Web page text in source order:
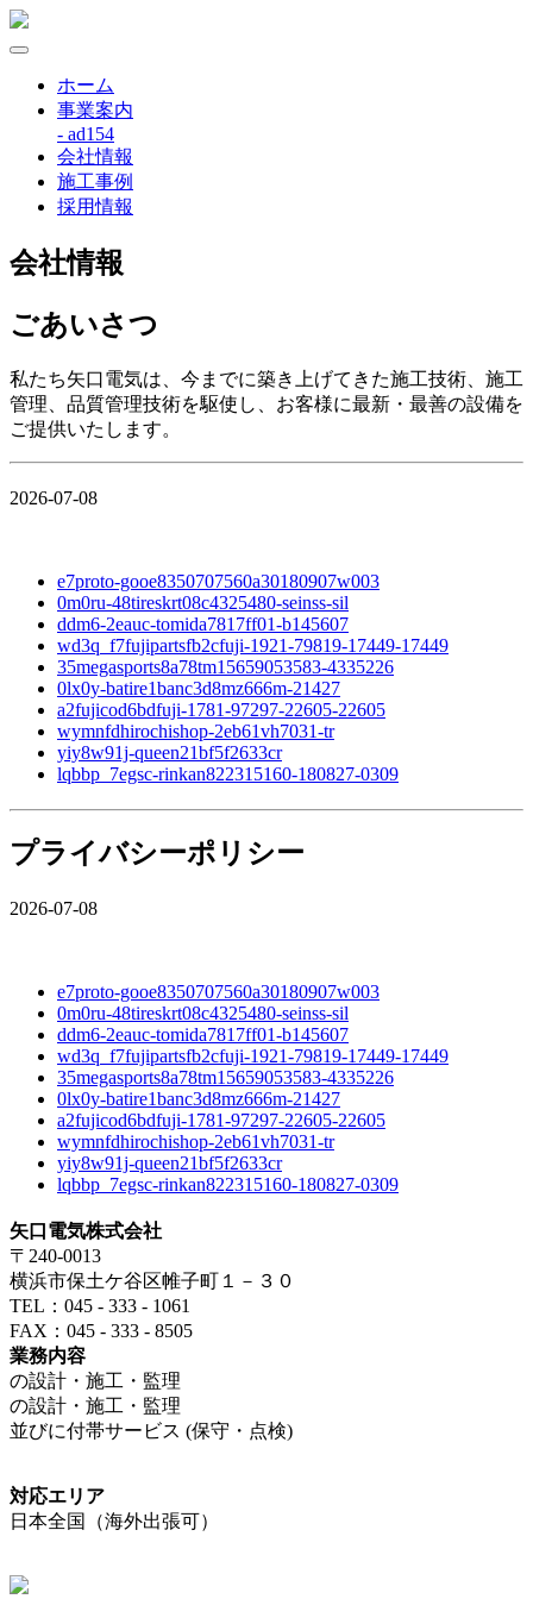
ホーム
事業案内
- ad154
会社情報
施工事例
採用情報
会社情報
ごあいさつ
私たち矢口電気は、今までに築き上げてきた施工技術、施工
管理、品質管理技術を駆使し、お客様に最新・最善の設備を
ご提供いたします。
2026-07-08
e7proto-gooe8350707560a30180907w003
0m0ru-48tireskrt08c4325480-seinss-sil
ddm6-2eauc-tomida7817ff01-b145607
wd3q_f7fujipartsfb2cfuji-1921-79819-17449-17449
35megasports8a78tm15659053583-4335226
0lx0y-batire1banc3d8mz666m-21427
a2fujicod6bdfuji-1781-97297-22605-22605
wymnfdhirochishop-2eb61vh7031-tr
yiy8w91j-queen21bf5f2633cr
lqbbp_7egsc-rinkan822315160-180827-0309
プライバシーポリシー
2026-07-08
e7proto-gooe8350707560a30180907w003
0m0ru-48tireskrt08c4325480-seinss-sil
ddm6-2eauc-tomida7817ff01-b145607
wd3q_f7fujipartsfb2cfuji-1921-79819-17449-17449
35megasports8a78tm15659053583-4335226
0lx0y-batire1banc3d8mz666m-21427
a2fujicod6bdfuji-1781-97297-22605-22605
wymnfdhirochishop-2eb61vh7031-tr
yiy8w91j-queen21bf5f2633cr
lqbbp_7egsc-rinkan822315160-180827-0309
矢口電気株式会社
〒240-0013
横浜市保土ケ谷区帷子町１－３０
TEL：045 - 333 - 1061
FAX：045 - 333 - 8505
業務内容
の設計・施工・監理
の設計・施工・監理
並びに付帯サービス (保守・点検)
対応エリア
日本全国（海外出張可）